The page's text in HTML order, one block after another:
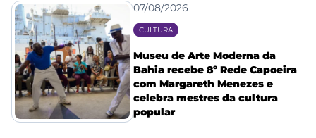
07/08/2026
CULTURA
Museu de Arte Moderna da
Bahia recebe 8º Rede Capoeira
com Margareth Menezes e
celebra mestres da cultura
popular